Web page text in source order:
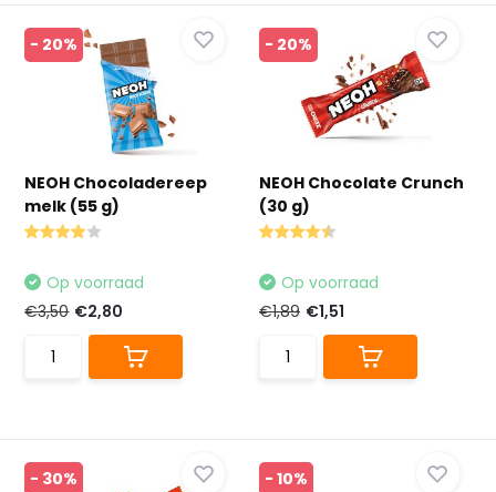
- 20%
NEOH Chocoladereep
melk (55 g)
Op voorraad
€3,50 €2,80
- 20%
NEOH Chocolate Crunch
(30 g)
Op voorraad
€1,89 €1,51
- 30% - 10%